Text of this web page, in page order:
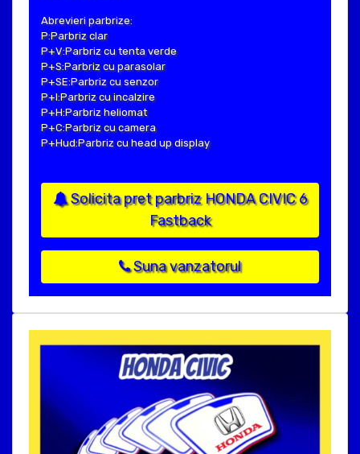
Abrevieri parbrize:
P:Parbriz clar
P+V:Parbriz cu tenta verde
P+S:Parbriz cu parasolar
P+SE:Parbriz cu senzor
P+I:Parbriz cu incalzire
P+H:Parbriz heliomat
P+C:Parbriz cu camera
P+Hud:Parbriz cu head up display
Solicita pret parbriz HONDA CIVIC 6
Fastback
Suna vanzatorul